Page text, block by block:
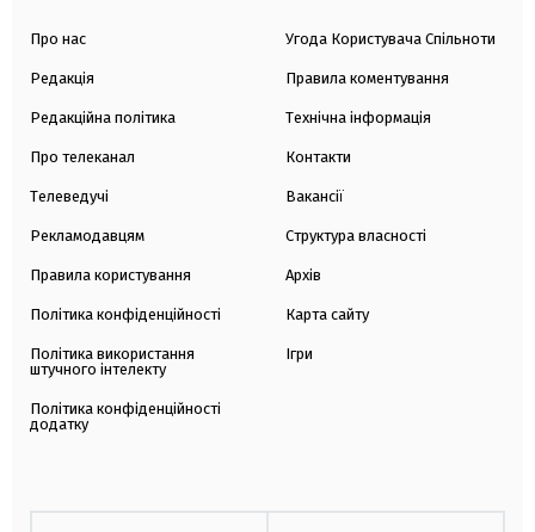
Про нас
Редакція
Редакційна політика
Про телеканал
Телеведучі
Рекламодавцям
Правила користування
Політика конфіденційності
Політика використання
штучного інтелекту
Політика конфіденційності
додатку
Угода Користувача Спільноти
Правила коментування
Технічна інформація
Контакти
Вакансії
Структура власності
Архів
Карта сайту
Ігри